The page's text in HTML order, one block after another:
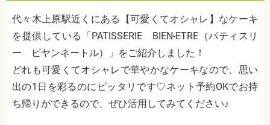
代々木上原駅近くにある【可愛くてオシャレ】なケーキ
を提供している「PATISSERIE BIEN-ETRE（パティスリ
ー ビヤンネートル）」をご紹介しました！
どれも可愛くてオシャレで華やかなケーキなので、思い
出の1日を彩るのにピッタリです♡ネット予約OKでお持
ち帰りができるので、ぜひ活用してみてください♪